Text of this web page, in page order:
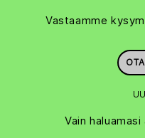
Vastaamme
Vain